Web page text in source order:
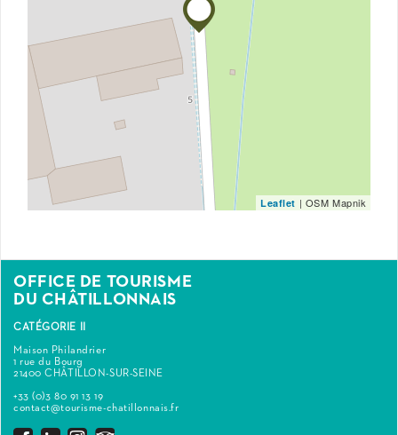
Leaflet | OSM Mapnik
OFFICE DE TOURISME
DU CHÂTILLONNAIS
CATÉGORIE II
Maison Philandrier
1 rue du Bourg
21400 CHÂTILLON-SUR-SEINE
+33 (0)3 80 91 13 19
contact@tourisme-chatillonnais.fr